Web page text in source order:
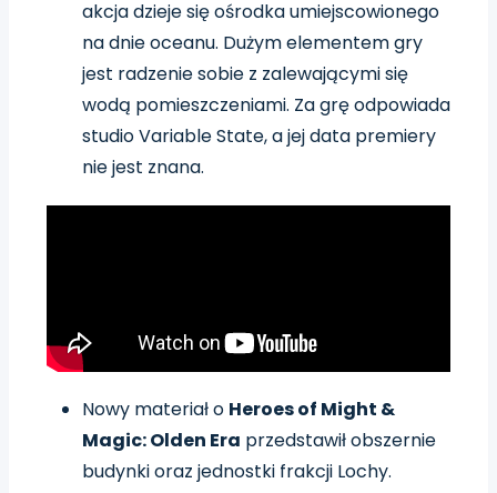
akcja dzieje się ośrodka umiejscowionego
na dnie oceanu. Dużym elementem gry
jest radzenie sobie z zalewającymi się
wodą pomieszczeniami. Za grę odpowiada
studio Variable State, a jej data premiery
nie jest znana.
Nowy materiał o Heroes of Might &
Magic: Olden Era przedstawił obszernie
budynki oraz jednostki frakcji Lochy.